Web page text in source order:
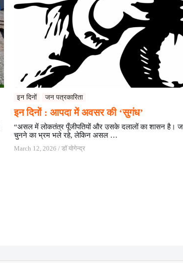
इन दिनों जन पत्रकारिता
इन दिनों : आपदा में अवसर की ‘सुगंध’
“असल में लोकतंत्र पूँजीपतियों और उसके दलालों का शासन है।
चुनने का भ्रम भले रहे, लेकिन असल …
March 12, 2026 / डॉ योगेन्द्र